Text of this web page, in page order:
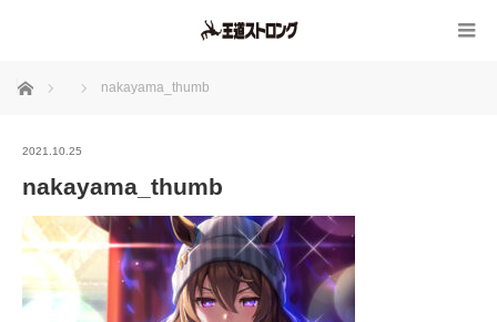
ホーム nakayama_thumb
2021.10.25
nakayama_thumb